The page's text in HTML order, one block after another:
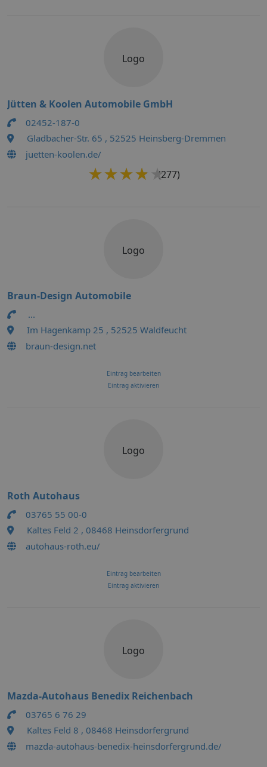
Logo
Jütten & Koolen Automobile GmbH
02452-187-0
Gladbacher-Str. 65 , 52525 Heinsberg-Dremmen
juetten-koolen.de/
★★★★★
★★★★★(277)
Logo
Braun-Design Automobile
...
Im Hagenkamp 25 , 52525 Waldfeucht
braun-design.net
Eintrag bearbeiten
Eintrag aktivieren
Logo
Roth Autohaus
03765 55 00-0
Kaltes Feld 2 , 08468 Heinsdorfergrund
autohaus-roth.eu/
Eintrag bearbeiten
Eintrag aktivieren
Logo
Mazda-Autohaus Benedix Reichenbach
03765 6 76 29
Kaltes Feld 8 , 08468 Heinsdorfergrund
mazda-autohaus-benedix-heinsdorfergrund.de/